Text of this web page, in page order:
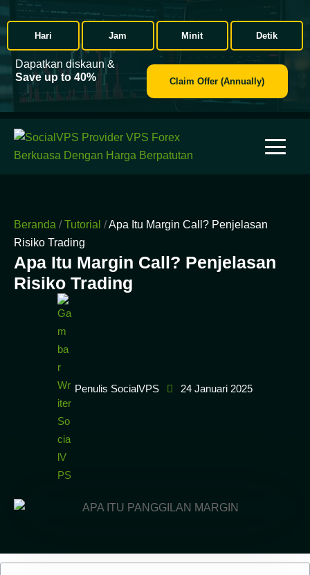
Hari Jam Minit Detik
Dapatkan diskaun &
Save up to 40%
Claim Offer (Annually)
Beranda / Tutorial /Apa Itu Margin Call? Penjelasan
Risiko Trading
Apa Itu Margin Call? Penjelasan
Risiko Trading
Penulis SocialVPS 24 Januari 2025